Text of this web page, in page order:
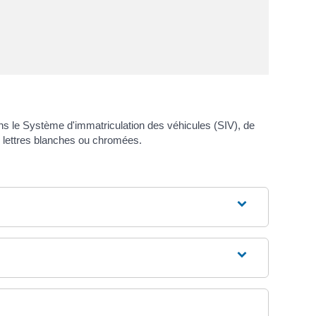
le Système d'immatriculation des véhicules (SIV), de
blanches ou chromées.